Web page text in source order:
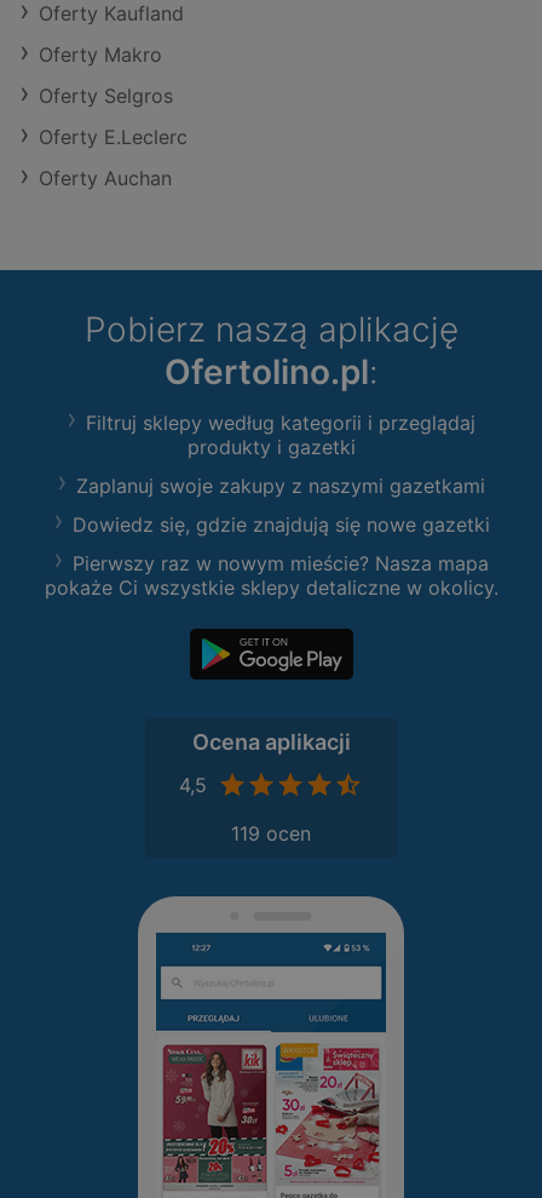
Oferty Kaufland
Oferty Makro
Oferty Selgros
Oferty E.Leclerc
Oferty Auchan
Pobierz naszą aplikację
Ofertolino.pl:
Filtruj sklepy według kategorii i przeglądaj
produkty i gazetki
Zaplanuj swoje zakupy z naszymi gazetkami
Dowiedz się, gdzie znajdują się nowe gazetki
Pierwszy raz w nowym mieście? Nasza mapa
pokaże Ci wszystkie sklepy detaliczne w okolicy.
Ocena aplikacji
4,5
119 ocen